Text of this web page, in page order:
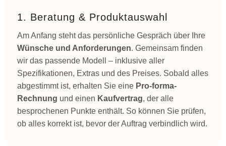
1. Beratung & Produktauswahl
Am Anfang steht das persönliche Gespräch über Ihre
Wünsche und Anforderungen. Gemeinsam finden
wir das passende Modell – inklusive aller
Spezifikationen, Extras und des Preises. Sobald alles
abgestimmt ist, erhalten Sie eine Pro-forma-
Rechnung und einen Kaufvertrag, der alle
besprochenen Punkte enthält. So können Sie prüfen,
ob alles korrekt ist, bevor der Auftrag verbindlich wird.